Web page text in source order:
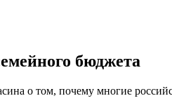
бюджета
о том, почему многие